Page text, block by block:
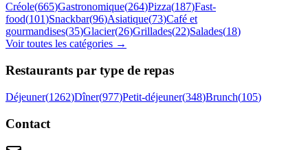
Créole(665)Gastronomique(264)Pizza(187)Fast-
food(101)Snackbar(96)Asiatique(73)Café et
gourmandises(35)Glacier(26)Grillades(22)Salades(18)
Voir toutes les catégories →
Restaurants par type de repas
Déjeuner(1262)Dîner(977)Petit-déjeuner(348)Brunch(105)
Contact